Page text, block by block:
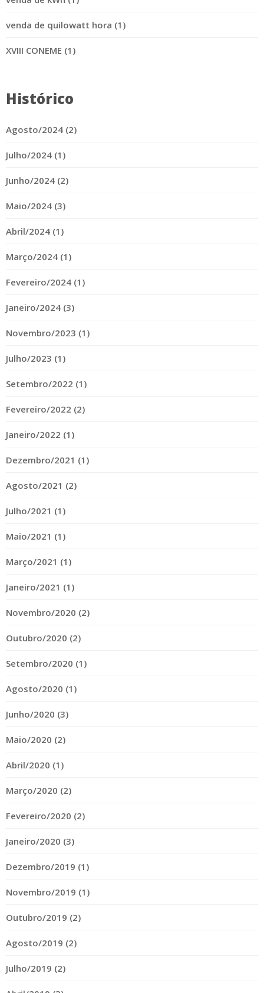
venda de quilowatt hora (1)
XVIII CONEME (1)
Histórico
Agosto/2024 (2)
Julho/2024 (1)
Junho/2024 (2)
Maio/2024 (3)
Abril/2024 (1)
Março/2024 (1)
Fevereiro/2024 (1)
Janeiro/2024 (3)
Novembro/2023 (1)
Julho/2023 (1)
Setembro/2022 (1)
Fevereiro/2022 (2)
Janeiro/2022 (1)
Dezembro/2021 (1)
Agosto/2021 (2)
Julho/2021 (1)
Maio/2021 (1)
Março/2021 (1)
Janeiro/2021 (1)
Novembro/2020 (2)
Outubro/2020 (2)
Setembro/2020 (1)
Agosto/2020 (1)
Junho/2020 (3)
Maio/2020 (2)
Abril/2020 (1)
Março/2020 (2)
Fevereiro/2020 (2)
Janeiro/2020 (3)
Dezembro/2019 (1)
Novembro/2019 (1)
Outubro/2019 (2)
Agosto/2019 (2)
Julho/2019 (2)